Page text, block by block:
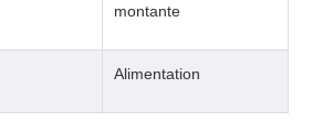
montante
Alimentation